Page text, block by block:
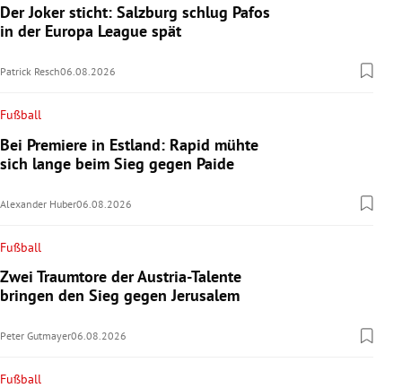
Der Joker sticht: Salzburg schlug Pafos
in der Europa League spät
Patrick Resch06.08.2026
Fußball
Bei Premiere in Estland: Rapid mühte
sich lange beim Sieg gegen Paide
Alexander Huber06.08.2026
Fußball
Zwei Traumtore der Austria-Talente
bringen den Sieg gegen Jerusalem
Peter Gutmayer06.08.2026
Fußball